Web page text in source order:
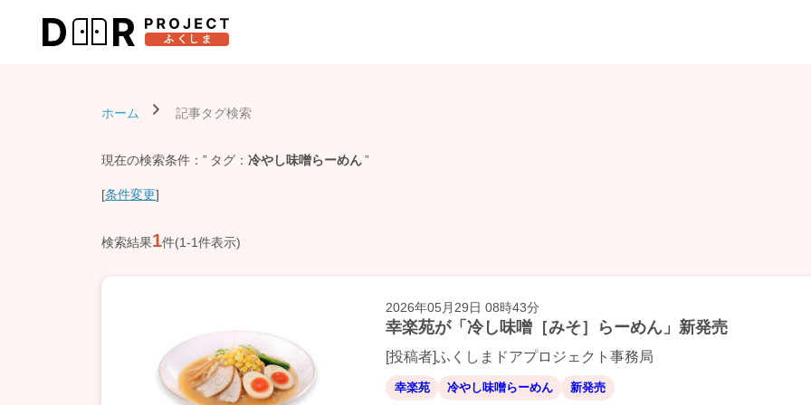
ホーム 記事タグ検索
現在の検索条件： タグ 冷やし味噌らーめん
[条件変更]
検索結果1件(1-1件表示)
2026年05月29日 08時43分
幸楽苑が「冷し味噌［みそ］らーめん」新発売
[投稿者]ふくしまドアプロジェクト事務局
幸楽苑 冷やし味噌らーめん 新発売